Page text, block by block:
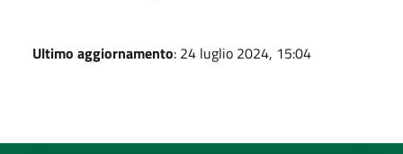
Ultimo aggiornamento: 24 luglio 2024, 15:04